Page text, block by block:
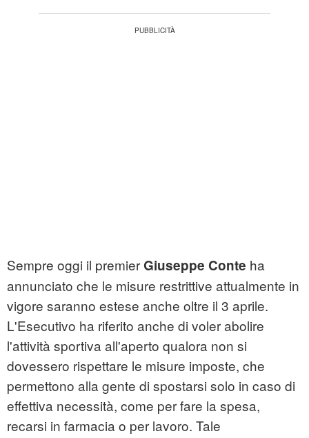
Sempre oggi il premierGiuseppe Conte ha
annunciato che le misure restrittive attualmente in
vigore saranno estese anche oltre il 3 aprile.
L'Esecutivo ha riferito anche di voler abolire
l'attività sportiva all'aperto qualora non si
dovessero rispettare le misure imposte, che
permettono alla gente di spostarsi solo in caso di
effettiva necessità, come per fare la spesa,
recarsi in farmacia o per lavoro. Tale